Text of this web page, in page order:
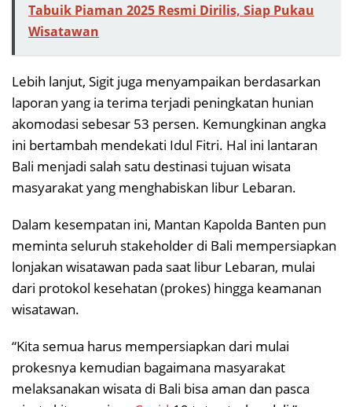
Tabuik Piaman 2025 Resmi Dirilis, Siap Pukau
Wisatawan
Lebih lanjut, Sigit juga menyampaikan berdasarkan
laporan yang ia terima terjadi peningkatan hunian
akomodasi sebesar 53 persen. Kemungkinan angka
ini bertambah mendekati Idul Fitri. Hal ini lantaran
Bali menjadi salah satu destinasi tujuan wisata
masyarakat yang menghabiskan libur Lebaran.
Dalam kesempatan ini, Mantan Kapolda Banten pun
meminta seluruh stakeholder di Bali mempersiapkan
lonjakan wisatawan pada saat libur Lebaran, mulai
dari protokol kesehatan (prokes) hingga keamanan
wisatawan.
“Kita semua harus mempersiapkan dari mulai
prokesnya kemudian bagaimana masyarakat
melaksanakan wisata di Bali bisa aman dan pasca